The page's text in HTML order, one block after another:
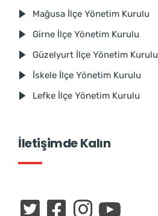
Mağusa İlçe Yönetim Kurulu
Girne İlçe Yönetim Kurulu
Güzelyurt İlçe Yönetim Kurulu
İskele İlçe Yönetim Kurulu
Lefke İlçe Yönetim Kurulu
İletişimde Kalın